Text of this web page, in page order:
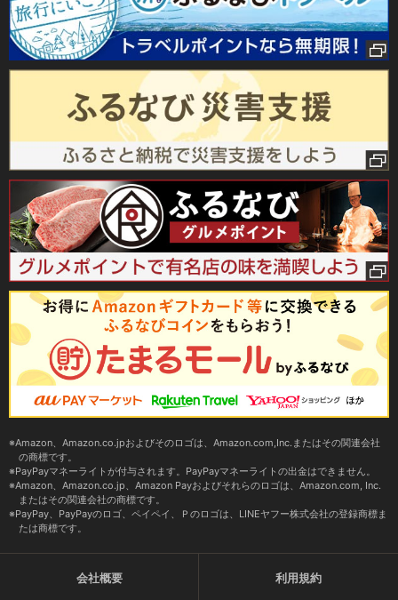
Amazon、Amazon.co.jpおよびそのロゴは、Amazon.com,Inc.またはその関連会社
の商標です。
PayPayマネーライトが付与されます。PayPayマネーライトの出金はできません。
Amazon、Amazon.co.jp、Amazon Payおよびそれらのロゴは、Amazon.com, Inc.
またはその関連会社の商標です。
PayPay、PayPayのロゴ、ペイペイ、Ｐのロゴは、LINEヤフー株式会社の登録商標ま
たは商標です。
会社概要 利用規約